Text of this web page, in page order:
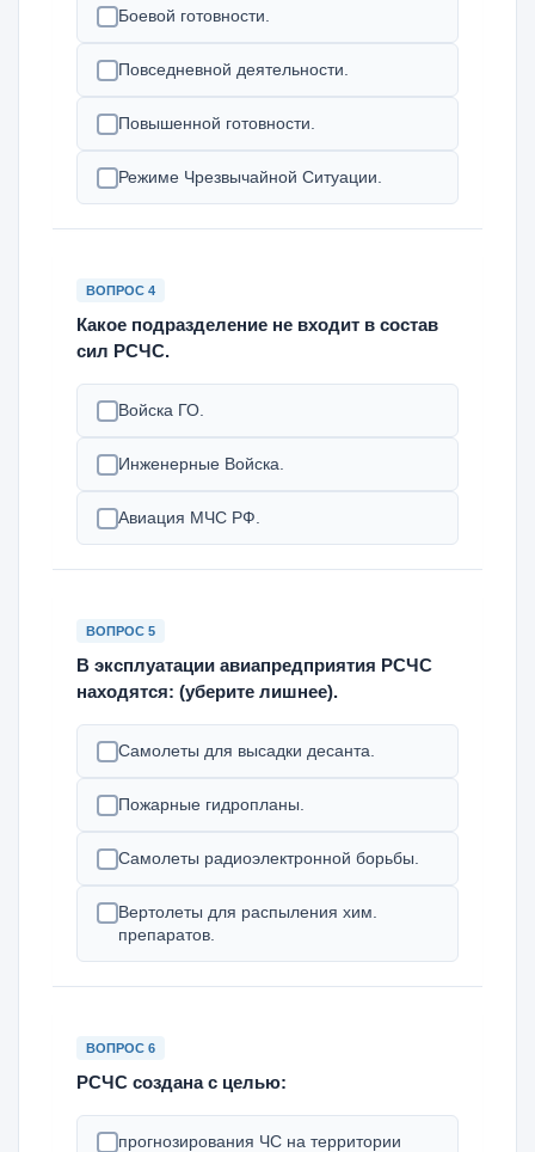
Боевой готовности.
Повседневной деятельности.
Повышенной готовности.
Режиме Чрезвычайной Ситуации.
ВОПРОС 4
Какое подразделение не входит в состав
сил РСЧС.
Войска ГО.
Инженерные Войска.
Авиация МЧС РФ.
ВОПРОС 5
В эксплуатации авиапредприятия РСЧС
находятся: (уберите лишнее).
Самолеты для высадки десанта.
Пожарные гидропланы.
Самолеты радиоэлектронной борьбы.
Вертолеты для распыления хим.
препаратов.
ВОПРОС 6
РСЧС создана с целью:
прогнозирования ЧС на территории